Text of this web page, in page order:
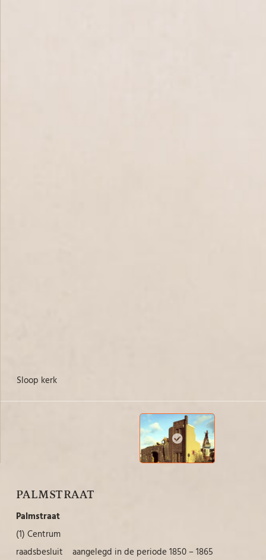
PALMSTRAAT
Palmstraat
(1) Centrum
raadsbesluit aangelegd in de periode 1850 – 1865
sloop kerk